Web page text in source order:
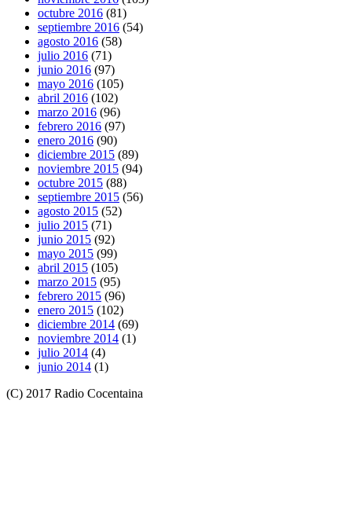
octubre 2016 (81)
septiembre 2016 (54)
agosto 2016 (58)
julio 2016 (71)
junio 2016 (97)
mayo 2016 (105)
abril 2016 (102)
marzo 2016 (96)
febrero 2016 (97)
enero 2016 (90)
diciembre 2015 (89)
noviembre 2015 (94)
octubre 2015 (88)
septiembre 2015 (56)
agosto 2015 (52)
julio 2015 (71)
junio 2015 (92)
mayo 2015 (99)
abril 2015 (105)
marzo 2015 (95)
febrero 2015 (96)
enero 2015 (102)
diciembre 2014 (69)
noviembre 2014 (1)
julio 2014 (4)
junio 2014 (1)
(C) 2017 Radio Cocentaina